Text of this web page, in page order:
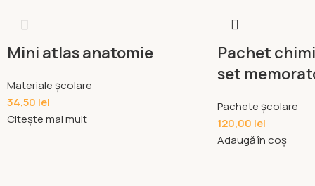
Mini atlas anatomie
Materiale școlare
34,50 lei
Citește mai mult
Pachet
set
Pachete școlare
120,00 lei
Adaugă în coș